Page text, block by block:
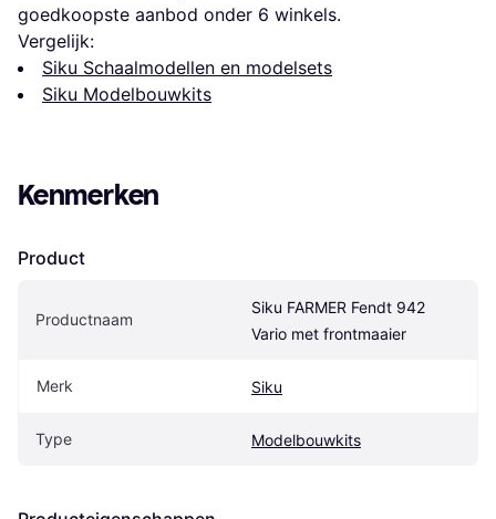
goedkoopste aanbod onder 6 winkels.
Vergelijk:
Siku Schaalmodellen en modelsets
Siku Modelbouwkits
Kenmerken
Product
Productnaam
Siku FARMER Fendt 942
Vario met frontmaaier
Merk Siku
Type Modelbouwkits